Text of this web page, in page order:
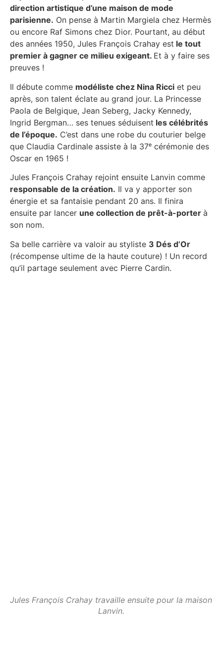
direction artistique d’une maison de mode
parisienne. On pense à Martin Margiela chez Hermès
ou encore Raf Simons chez Dior. Pourtant, au début
des années 1950, Jules François Crahay est le tout
premier à gagner ce milieu exigeant. Et à y faire ses
preuves !
Il débute comme modéliste chez Nina Ricci et peu
après, son talent éclate au grand jour. La Princesse
Paola de Belgique, Jean Seberg, Jacky Kennedy,
Ingrid Bergman… ses tenues séduisent les célébrités
de l’époque. C’est dans une robe du couturier belge
que Claudia Cardinale assiste à la 37ᵉ cérémonie des
Oscar en 1965 !
Jules François Crahay rejoint ensuite Lanvin comme
responsable de la création. Il va y apporter son
énergie et sa fantaisie pendant 20 ans. Il finira
ensuite par lancer une collection de prêt-à-porter à
son nom.
Sa belle carrière va valoir au styliste 3 Dés d’Or
(récompense ultime de la haute couture) ! Un record
qu’il partage seulement avec Pierre Cardin.
Jules François Crahay travaille ensuite pour la maison
Lanvin.